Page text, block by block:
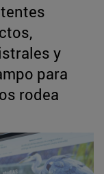
y
para
rodea